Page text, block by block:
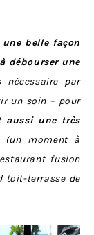
une belle façon
débourser une
par
un soin – pour
aussi une très
moment à
fusion
toit-terrasse de